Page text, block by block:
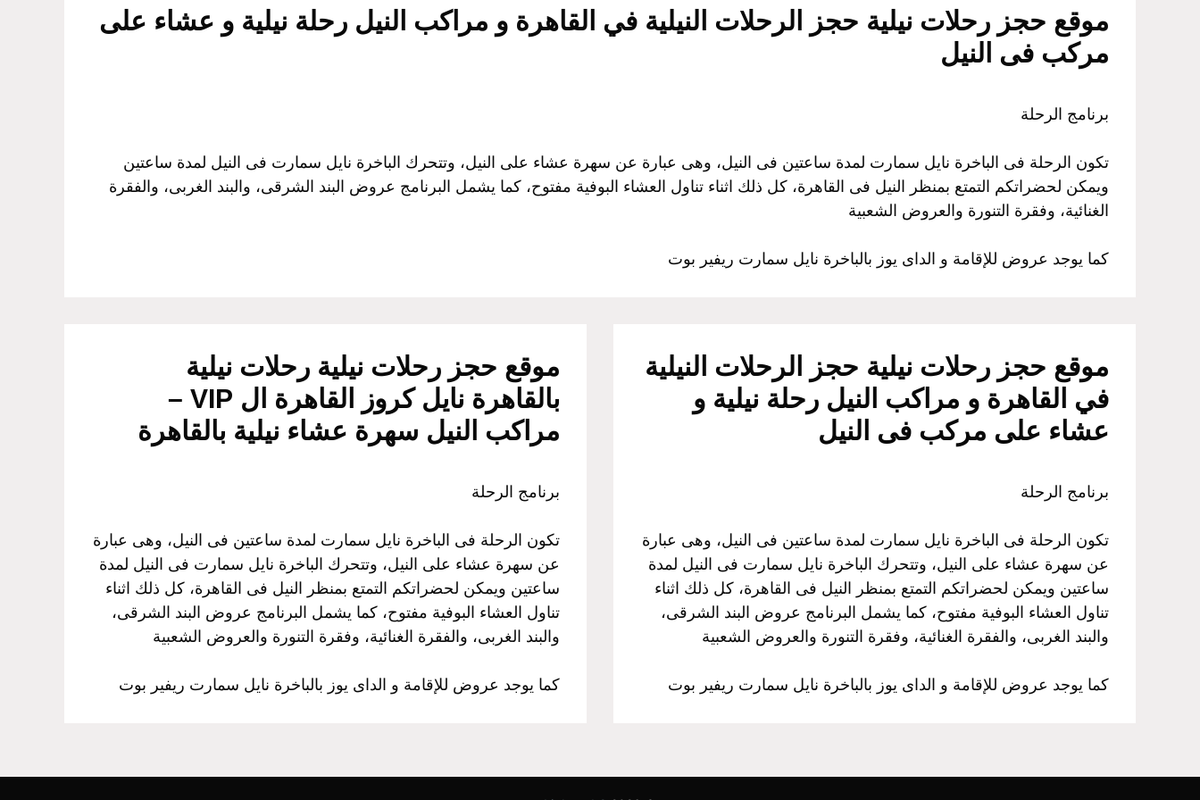
موقع حجز رحلات نيلية حجز الرحلات النيلية في القاهرة و مراكب النيل رحلة نيلية و عشاء على
مركب فى النيل
برنامج الرحلة
تكون الرحلة فى الباخرة نايل سمارت لمدة ساعتين فى النيل، وهى عبارة عن سهرة عشاء على النيل، وتتحرك الباخرة نايل سمارت فى النيل لمدة ساعتين
ويمكن لحضراتكم التمتع بمنظر النيل فى القاهرة، كل ذلك اثناء تناول العشاء البوفية مفتوح، كما يشمل البرنامج عروض البند الشرقى، والبند الغربى، والفقرة
الغنائية، وفقرة التنورة والعروض الشعبية
كما يوجد عروض للإقامة و الداى يوز بالباخرة نايل سمارت ريفير بوت
موقع حجز رحلات نيلية رحلات نيلية
بالقاهرة نايل كروز القاهرة ال VIP –
مراكب النيل سهرة عشاء نيلية بالقاهرة
برنامج الرحلة
تكون الرحلة فى الباخرة نايل سمارت لمدة ساعتين فى النيل، وهى عبارة
عن سهرة عشاء على النيل، وتتحرك الباخرة نايل سمارت فى النيل لمدة
ساعتين ويمكن لحضراتكم التمتع بمنظر النيل فى القاهرة، كل ذلك اثناء
تناول العشاء البوفية مفتوح، كما يشمل البرنامج عروض البند الشرقى،
والبند الغربى، والفقرة الغنائية، وفقرة التنورة والعروض الشعبية
كما يوجد عروض للإقامة و الداى يوز بالباخرة نايل سمارت ريفير بوت
موقع حجز رحلات نيلية حجز الرحلات النيلية
في القاهرة و مراكب النيل رحلة نيلية و
عشاء على مركب فى النيل
برنامج الرحلة
تكون الرحلة فى الباخرة نايل سمارت لمدة ساعتين فى النيل، وهى عبارة
عن سهرة عشاء على النيل، وتتحرك الباخرة نايل سمارت فى النيل لمدة
ساعتين ويمكن لحضراتكم التمتع بمنظر النيل فى القاهرة، كل ذلك اثناء
تناول العشاء البوفية مفتوح، كما يشمل البرنامج عروض البند الشرقى،
والبند الغربى، والفقرة الغنائية، وفقرة التنورة والعروض الشعبية
كما يوجد عروض للإقامة و الداى يوز بالباخرة نايل سمارت ريفير بوت